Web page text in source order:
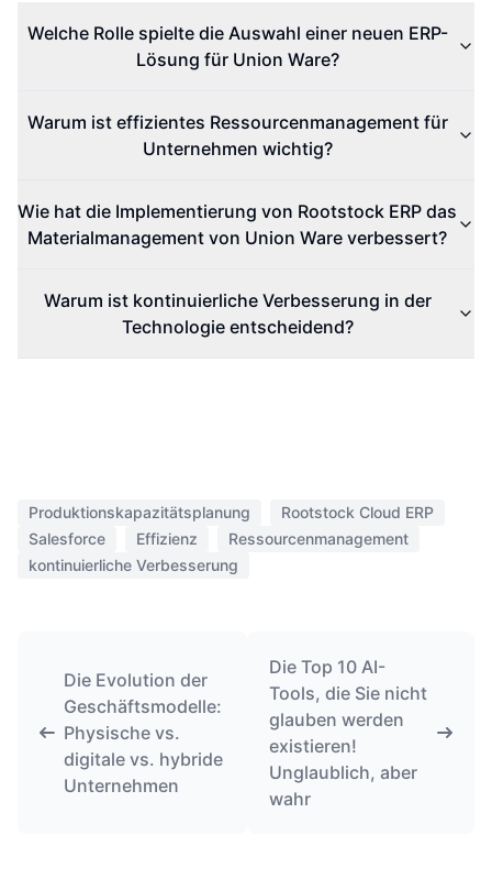
Welche Rolle spielte die Auswahl einer neuen ERP-
Lösung für Union Ware?
Warum ist effizientes Ressourcenmanagement für
Unternehmen wichtig?
Wie hat die Implementierung von Rootstock ERP das
Materialmanagement von Union Ware verbessert?
Warum ist kontinuierliche Verbesserung in der
Technologie entscheidend?
Produktionskapazitätsplanung
Rootstock Cloud ERP
Salesforce
Effizienz
Ressourcenmanagement
kontinuierliche Verbesserung
Die Evolution der
Geschäftsmodelle:
Physische vs.
digitale vs. hybride
Unternehmen
Die Top 10 AI-
Tools, die Sie nicht
glauben werden
existieren!
Unglaublich, aber
wahr